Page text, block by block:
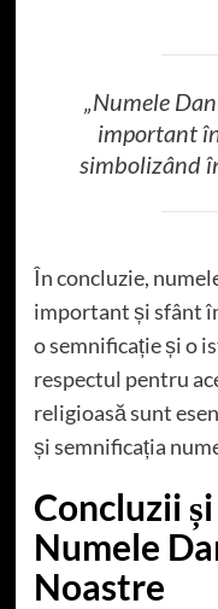
„Numele
important
simbolizând
În concluzie,
important și sfânt
o semnificație și o
respectul pentru
religioasă sunt
și semnificația
Concluzii
Numele
Noastre